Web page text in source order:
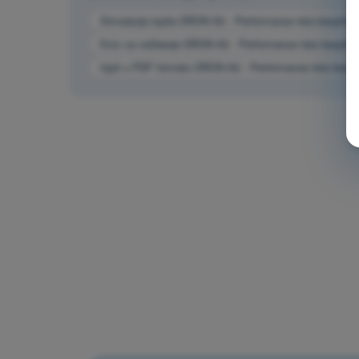
Simulacija ispita DRON A2 - Performanse leta
Kviz za vežbanje DRON A2 - Performanse leta
Ispit u PDF formatu DRON A2 - Performanse leta